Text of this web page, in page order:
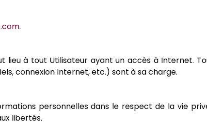
.
lieu à tout Utilisateur ayant un accès à Internet.
connexion Internet, etc.) sont à sa charge.
personnelles dans le respect de la vie
libertés.